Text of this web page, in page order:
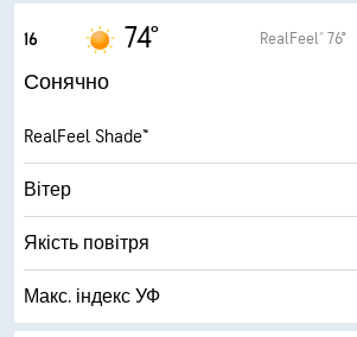
Висота нижньої межі хмар
16 74° RealFeel® 76°
Сонячно
RealFeel Shade™
Вітер
Якість повітря
Макс. індекс УФ